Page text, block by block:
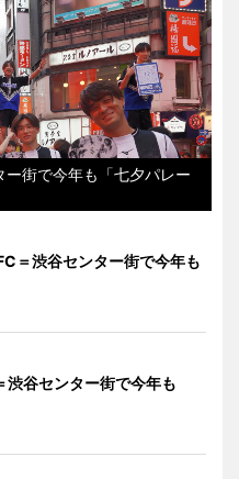
ー街で今年も「七夕パレー
＝渋谷センター街で今年も
渋谷センター街で今年も